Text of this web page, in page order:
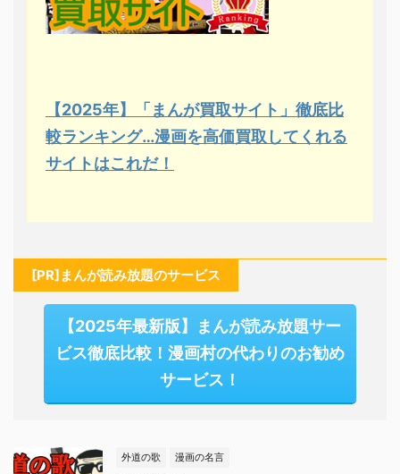
【2025年】「まんが買取サイト」徹底比
較ランキング…漫画を高価買取してくれる
サイトはこれだ！
[PR]まんが読み放題のサービス
【2025年最新版】まんが読み放題サー
ビス徹底比較！漫画村の代わりのお勧め
サービス！
外道の歌 漫画の名言